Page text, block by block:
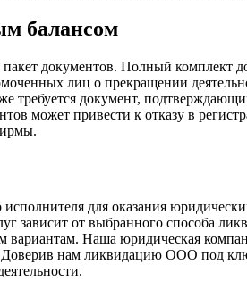
балансом
документов. Полный
лиц о прекращении
требуется документ,
может привести к отказу в
для оказания
зависит от выбранного способа
Наша юридическая
нам ликвидацию ООО под